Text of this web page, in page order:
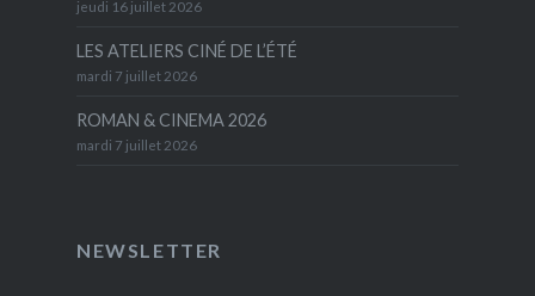
jeudi 16 juillet 2026
LES ATELIERS CINÉ DE L’ÉTÉ
mardi 7 juillet 2026
ROMAN & CINEMA 2026
mardi 7 juillet 2026
NEWSLETTER